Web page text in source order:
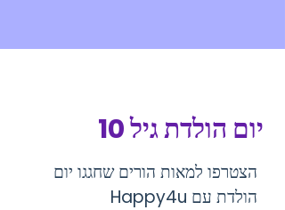
יום הולדת גיל 10
הצטרפו למאות הורים שחגגו יום
הולדת עם Happy4u